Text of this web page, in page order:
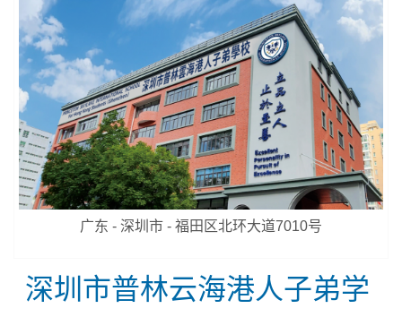
广东 - 深圳市 - 福田区北环大道7010号
深圳市普林云海港人子弟学